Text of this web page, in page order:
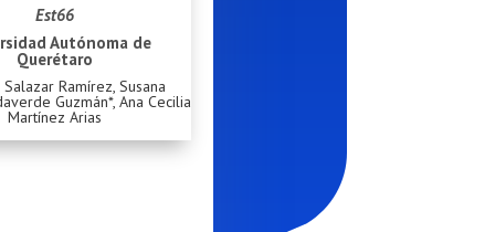
Est66
Autónoma de
Querétaro
Ramírez, Susana
Guzmán*, Ana Cecilia
Martínez Arias